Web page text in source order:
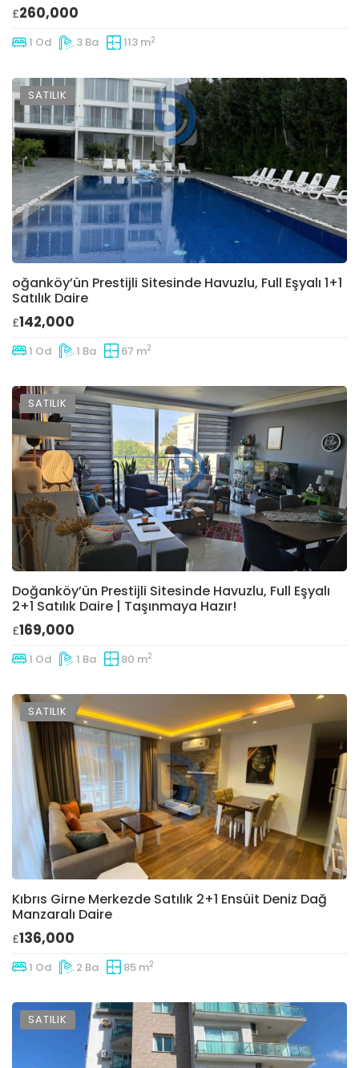
£260,000
1 Od 3 Ba 113 m2
SATILIK
oğanköy’ün Prestijli Sitesinde Havuzlu, Full Eşyalı 1+1
Satılık Daire
£142,000
1 Od 1 Ba 67 m2
SATILIK
Doğanköy’ün Prestijli Sitesinde Havuzlu, Full Eşyalı
2+1 Satılık Daire | Taşınmaya Hazır!
£169,000
1 Od 1 Ba 80 m2
SATILIK
Kıbrıs Girne Merkezde Satılık 2+1 Ensüit Deniz Dağ
Manzaralı Daire
£136,000
1 Od 2 Ba 85 m2
SATILIK